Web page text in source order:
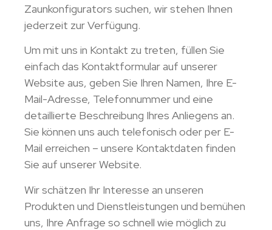
Zaunkonfigurators suchen, wir stehen Ihnen
jederzeit zur Verfügung.
Um mit uns in Kontakt zu treten, füllen Sie
einfach das Kontaktformular auf unserer
Website aus, geben Sie Ihren Namen, Ihre E-
Mail-Adresse, Telefonnummer und eine
detaillierte Beschreibung Ihres Anliegens an.
Sie können uns auch telefonisch oder per E-
Mail erreichen – unsere Kontaktdaten finden
Sie auf unserer Website.
Wir schätzen Ihr Interesse an unseren
Produkten und Dienstleistungen und bemühen
uns, Ihre Anfrage so schnell wie möglich zu